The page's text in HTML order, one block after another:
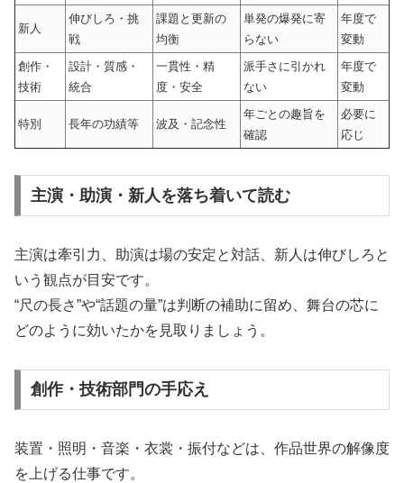
新人
伸びしろ・挑
戦
課題と更新の
均衡
単発の爆発に寄
らない
年度で
変動
創作・
技術
設計・質感・
統合
一貫性・精
度・安全
派手さに引かれ
ない
年度で
変動
特別 長年の功績等 波及・記念性
年ごとの趣旨を
確認
必要に
応じ
主演・助演・新人を落ち着いて読む
主演は牽引力、助演は場の安定と対話、新人は伸びしろと
いう観点が目安です。
“尺の長さ”や“話題の量”は判断の補助に留め、舞台の芯に
どのように効いたかを見取りましょう。
創作・技術部門の手応え
装置・照明・音楽・衣裳・振付などは、作品世界の解像度
を上げる仕事です。